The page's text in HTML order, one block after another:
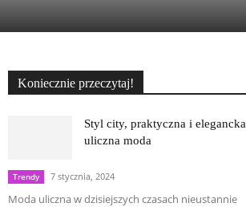
Koniecznie przeczytaj!
Styl city, praktyczna i elegancka
uliczna moda
Trendy 7 stycznia, 2024
Moda uliczna w dzisiejszych czasach nieustannie